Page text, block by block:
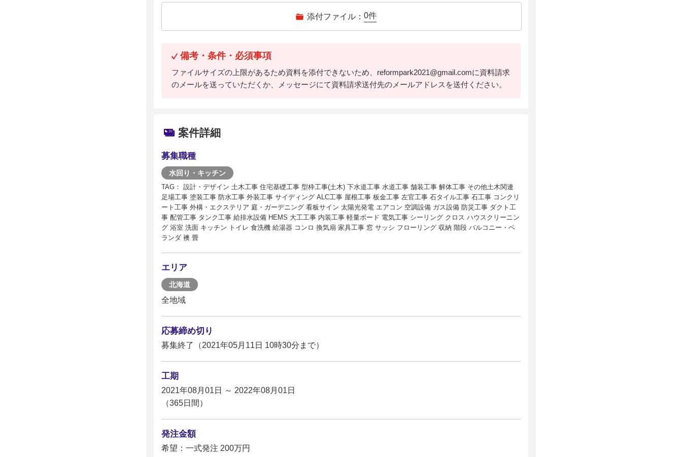
添付ファイル： 0件
備考・条件・必須事項
ファイルサイズの上限があるため資料を添付できないため、reformpark2021@gmail.comに資料請求
のメールを送っていただくか、メッセージにて資料請求送付先のメールアドレスを送付ください。
案件詳細
募集職種
水回り・キッチン
TAG： 設計・デザイン 土木工事 住宅基礎工事 型枠工事(土木) 下水道工事 水道工事 舗装工事 解体工事 その他土木関連
足場工事 塗装工事 防水工事 外装工事 サイディング ALC工事 屋根工事 板金工事 左官工事 石タイル工事 石工事 コンクリ
ート工事 外構・エクステリア 庭・ガーデニング 看板サイン 太陽光発電 エアコン 空調設備 ガス設備 防災工事 ダクト工
事 配管工事 タンク工事 給排水設備 HEMS 大工工事 内装工事 軽量ボード 電気工事 シーリング クロス ハウスクリーニン
グ 浴室 洗面 キッチン トイレ 食洗機 給湯器 コンロ 換気扇 家具工事 窓 サッシ フローリング 収納 階段 バルコニー・ベ
ランダ 襖 畳
エリア
北海道
全地域
応募締め切り
募集終了（2021年05月11日 10時30分まで）
工期
2021年08月01日 ～ 2022年08月01日
（365日間）
発注金額
希望：一式発注 200万円